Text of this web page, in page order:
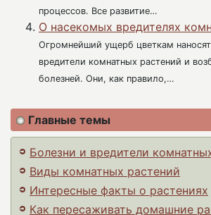
процессов. Все развитие…
О насекомых вредителях
Огромнейший ущерб цветкам
вредители комнатных растений и
болезней. Они, как правило,…
Главные темы
Болезни и вредители
Виды комнатных растений
Интересные факты о растениях
Как пересаживать домашние